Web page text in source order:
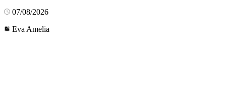
07/08/2026
Eva Amelia